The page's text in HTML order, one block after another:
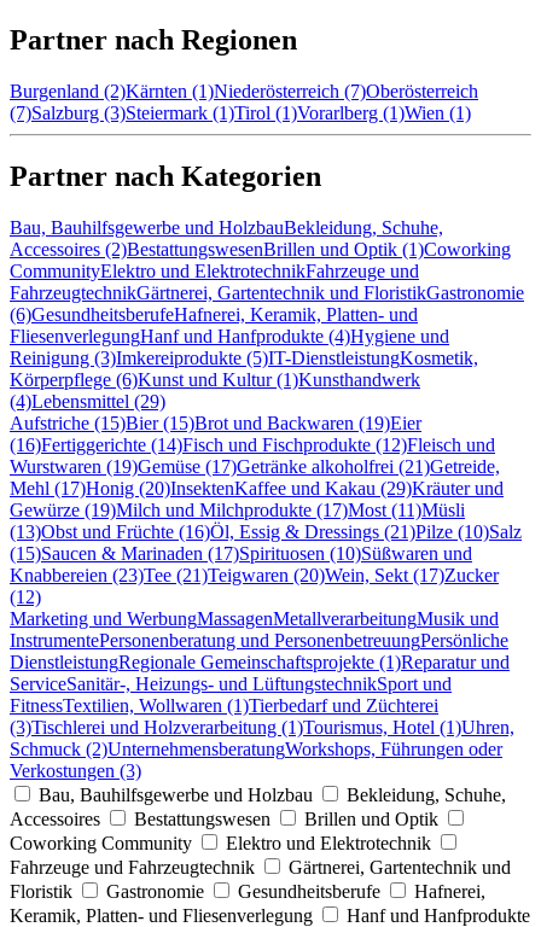
Partner nach Regionen
Burgenland (2)Kärnten (1)Niederösterreich (7)Oberösterreich
(7)Salzburg (3)Steiermark (1)Tirol (1)Vorarlberg (1)Wien (1)
Partner nach Kategorien
Bau, Bauhilfsgewerbe und HolzbauBekleidung, Schuhe,
Accessoires (2)BestattungswesenBrillen und Optik (1)Coworking
CommunityElektro und ElektrotechnikFahrzeuge und
FahrzeugtechnikGärtnerei, Gartentechnik und FloristikGastronomie
(6)GesundheitsberufeHafnerei, Keramik, Platten- und
FliesenverlegungHanf und Hanfprodukte (4)Hygiene und
Reinigung (3)Imkereiprodukte (5)IT-DienstleistungKosmetik,
Körperpflege (6)Kunst und Kultur (1)Kunsthandwerk
(4)Lebensmittel (29)
Aufstriche (15)Bier (15)Brot und Backwaren (19)Eier
(16)Fertiggerichte (14)Fisch und Fischprodukte (12)Fleisch und
Wurstwaren (19)Gemüse (17)Getränke alkoholfrei (21)Getreide,
Mehl (17)Honig (20)InsektenKaffee und Kakau (29)Kräuter und
Gewürze (19)Milch und Milchprodukte (17)Most (11)Müsli
(13)Obst und Früchte (16)Öl, Essig & Dressings (21)Pilze (10)Salz
(15)Saucen & Marinaden (17)Spirituosen (10)Süßwaren und
Knabbereien (23)Tee (21)Teigwaren (20)Wein, Sekt (17)Zucker
(12)
Marketing und WerbungMassagenMetallverarbeitungMusik und
InstrumentePersonenberatung und PersonenbetreuungPersönliche
DienstleistungRegionale Gemeinschaftsprojekte (1)Reparatur und
ServiceSanitär-, Heizungs- und LüftungstechnikSport und
FitnessTextilien, Wollwaren (1)Tierbedarf und Züchterei
(3)Tischlerei und Holzverarbeitung (1)Tourismus, Hotel (1)Uhren,
Schmuck (2)UnternehmensberatungWorkshops, Führungen oder
Verkostungen (3)
Bau, Bauhilfsgewerbe und Holzbau
Bekleidung, Schuhe,
Accessoires
Bestattungswesen
Brillen und Optik
Coworking Community
Elektro und Elektrotechnik
Fahrzeuge und Fahrzeugtechnik
Gärtnerei, Gartentechnik und
Floristik
Gastronomie Gesundheitsberufe
Hafnerei,
Keramik, Platten- und Fliesenverlegung
Hanf und Hanfprodukte